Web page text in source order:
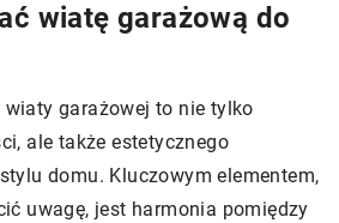
wiatę garażową do
garażowej to nie tylko
ale także estetycznego
domu. Kluczowym elementem,
uwagę, jest harmonia pomiędzy